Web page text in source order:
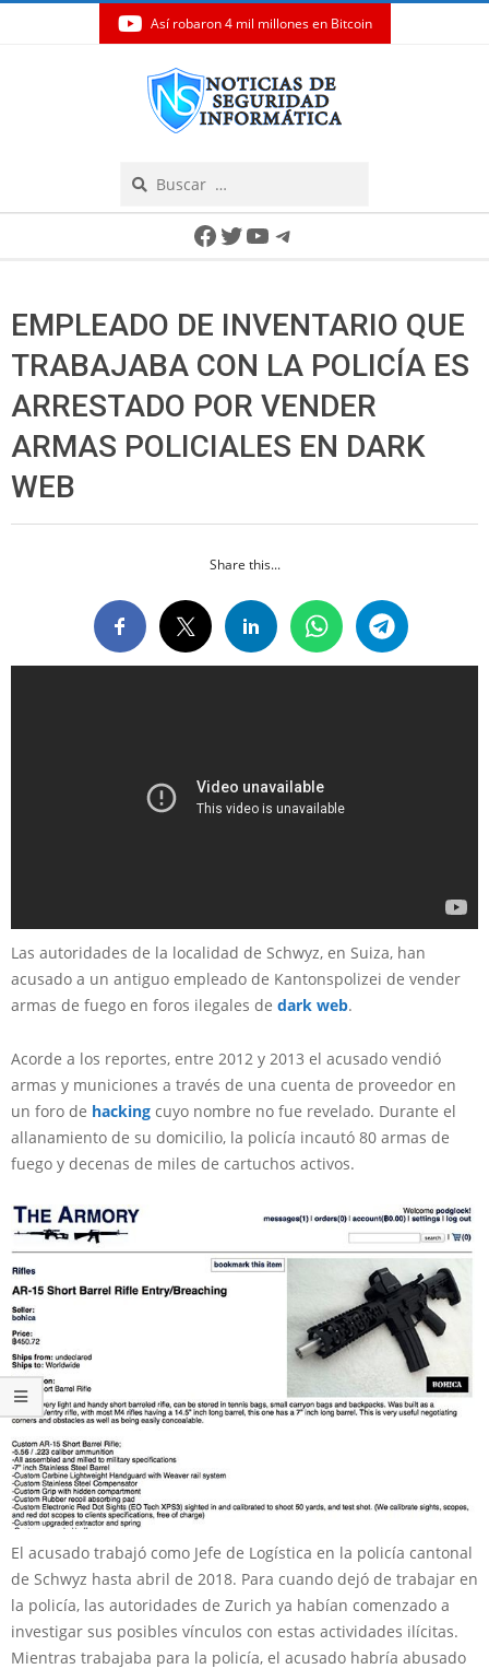
Así robaron 4 mil millones en Bitcoin
Facebook
Twitter
YouTube
Telegram
EMPLEADO DE INVENTARIO QUE
TRABAJABA CON LA POLICÍA ES
ARRESTADO POR VENDER
ARMAS POLICIALES EN DARK
WEB
Share this...
Las autoridades de la localidad de Schwyz, en Suiza, han
acusado a un antiguo empleado de Kantonspolizei de vender
armas de fuego en foros ilegales de dark web.
Acorde a los reportes, entre 2012 y 2013 el acusado vendió
armas y municiones a través de una cuenta de proveedor en
un foro de hacking cuyo nombre no fue revelado. Durante el
allanamiento de su domicilio, la policía incautó 80 armas de
fuego y decenas de miles de cartuchos activos.
El acusado trabajó como Jefe de Logística en la policía cantonal
de Schwyz hasta abril de 2018. Para cuando dejó de trabajar en
la policía, las autoridades de Zurich ya habían comenzado a
investigar sus posibles vínculos con estas actividades ilícitas.
Mientras trabajaba para la policía, el acusado habría abusado